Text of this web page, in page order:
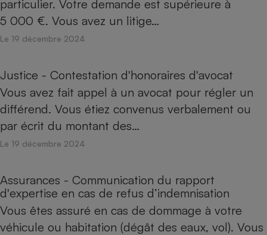
particulier. Votre demande est supérieure à
5 000 €. Vous avez un litige…
Le 19 décembre 2024
Justice - Contestation d'honoraires d'avocat
Vous avez fait appel à un avocat pour régler un
différend. Vous étiez convenus verbalement ou
par écrit du montant des…
Le 19 décembre 2024
Assurances - Communication du rapport
d'expertise en cas de refus d’indemnisation
Vous êtes assuré en cas de dommage à votre
véhicule ou habitation (dégât des eaux, vol). Vous